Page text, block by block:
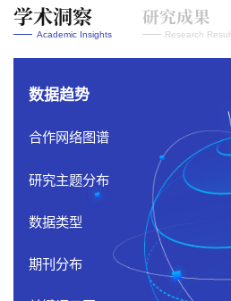
学术洞察
Academic Insights
研究成果
Research
数据趋势
合作网络图谱
研究主题分布
数据类型
期刊分布
刘毅恒, 曹海军, 李瑞, 陈剑, 尹承翔, 贾
刘长卿, 李琛, 辛艳青, 吕英波, 曾小家,
成.Discovery of crystalline Fe2O3 in
Advances, 11:ady5169,2025.
陈剑, 凌宗成, 刘建忠, 陈圣波, 丁孝忠,
孙灵芝, 刘长卿, 曹海军, 毕向宇, 刘莉
籍进柱, 刘敬稳, 王俊涛, 张珂, 张敬宜,